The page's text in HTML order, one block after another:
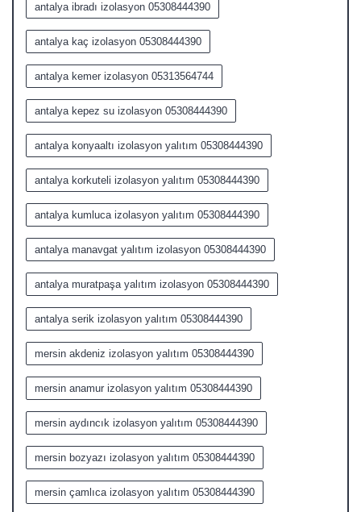
antalya ibradı izolasyon 05308444390
antalya kaç izolasyon 05308444390
antalya kemer izolasyon 05313564744
antalya kepez su izolasyon 05308444390
antalya konyaaltı izolasyon yalıtım 05308444390
antalya korkuteli izolasyon yalıtım 05308444390
antalya kumluca izolasyon yalıtım 05308444390
antalya manavgat yalıtım izolasyon 05308444390
antalya muratpaşa yalıtım izolasyon 05308444390
antalya serik izolasyon yalıtım 05308444390
mersin akdeniz izolasyon yalıtım 05308444390
mersin anamur izolasyon yalıtım 05308444390
mersin aydıncık izolasyon yalıtım 05308444390
mersin bozyazı izolasyon yalıtım 05308444390
mersin çamlıca izolasyon yalıtım 05308444390